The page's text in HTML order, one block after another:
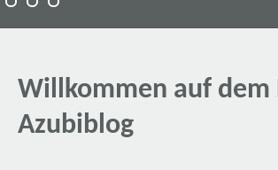
Willkommen auf dem
Azubiblog